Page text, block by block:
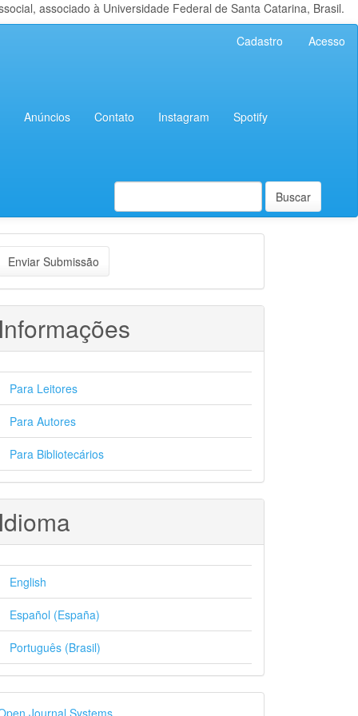
associado à Universidade Federal de Santa Catarina, Brasil.
Cadastro Acesso
Anúncios Contato Instagram Spotify
Buscar
Enviar Submissão
Para Leitores
Para Autores
Para Bibliotecários
English
Español (España)
Português (Brasil)
Journal Systems